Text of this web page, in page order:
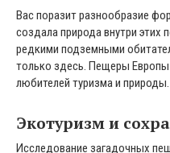
Вас поразит разнообразие
создала природа внутри этих
редкими подземными
только здесь. Пещеры
любителей туризма и природы.
Экотуризм и
Исследование загадочных